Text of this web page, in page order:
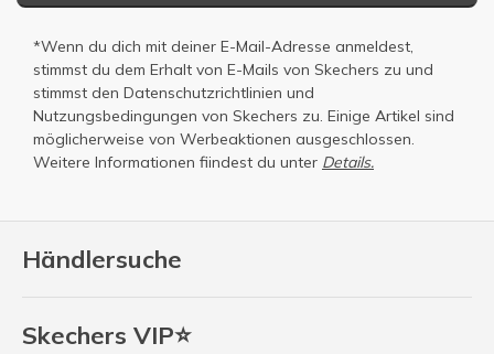
Händlersuche
Skechers VIP⭐
*Wenn du dich mit deiner E-Mail-Adresse anmeldest,
stimmst du dem Erhalt von E-Mails von Skechers zu und
stimmst den Datenschutzrichtlinien und
Nutzungsbedingungen von Skechers zu. Einige Artikel sind
möglicherweise von Werbeaktionen ausgeschlossen.
Weitere Informationen fiindest du unter Details.